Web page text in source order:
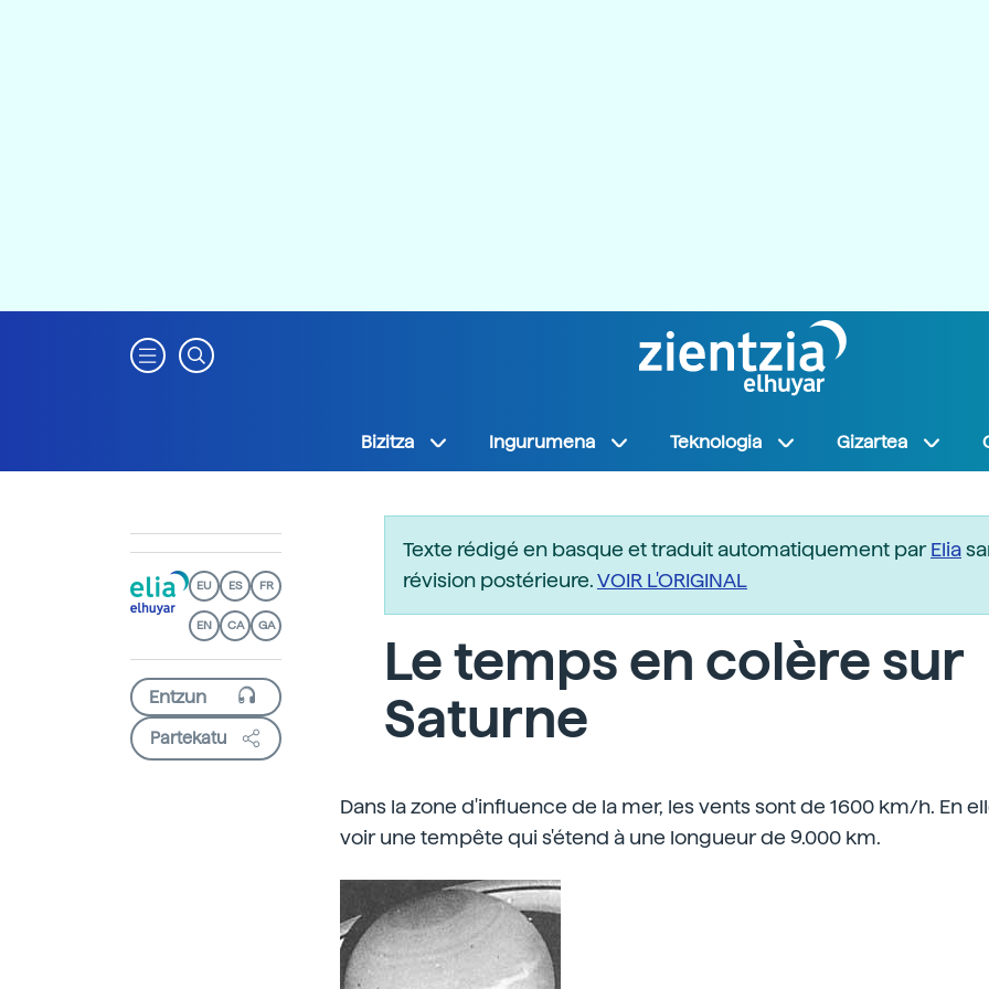
Bizitza Ingurumena Teknologia Gizartea
EU ES FR
EN CA GA
Partekatu
Texte rédigé en basque et traduit automatiquement parElia
révision postérieure.VOIR L'ORIGINAL
Le temps en colère sur
Saturne
Dans la zone d'influence de la mer, les vents sont de 1600 km/h. En
voir une tempête qui s'étend à une longueur de 9.000 km.